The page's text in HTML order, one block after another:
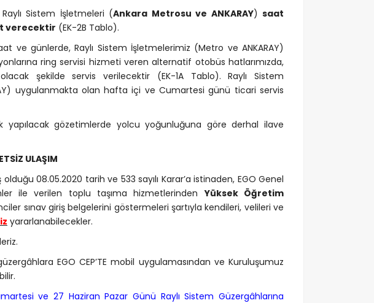
Raylı Sistem İşletmeleri (Ankara Metrosu ve ANKARAY)saat
verecektir (EK-2B Tablo).
ve günlerde, Raylı Sistem İşletmelerimiz (Metro ve ANKARAY)
ring servisi hizmeti veren alternatif otobüs hatlarımızda,
şekilde servis verilecektir (EK-1A Tablo). Raylı Sistem
uygulanmakta olan hafta içi ve Cumartesi günü ticari servis
yapılacak gözetimlerde yolcu yoğunluğuna göre derhal ilave
ULAŞIM
08.05.2020 tarih ve 533 sayılı Karar’a istinaden, EGO Genel
ile verilen toplu taşıma hizmetlerindenYüksek Öğretim
sınav giriş belgelerini göstermeleri şartıyla kendileri, velileri ve
yararlanabilecekler.
EGO CEP’TE mobil uygulamasından ve Kuruluşumuz
ve 27 Haziran Pazar Günü Raylı Sistem Güzergâhlarına